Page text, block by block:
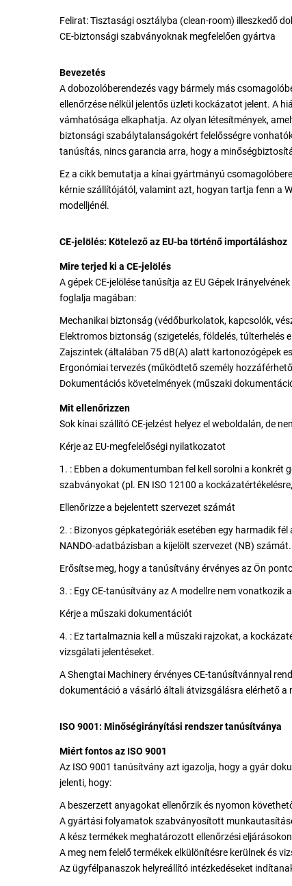
Felirat: Tisztasági osztályba (clean-room) illeszkedő
CE-biztonsági szabványoknak megfelelően gyártva
Bevezetés
A dobozolóberendezés vagy bármely más
ellenőrzése nélkül jelentős üzleti kockázatot jelent. A
vámhatósága elkaphatja. Az olyan létesítmények,
biztonsági szabálytalanságokért felelősségre
tanúsítás, nincs garancia arra, hogy a
Ez a cikk bemutatja a kínai gyártmányú
kérnie szállítójától, valamint azt, hogyan tartja fenn a
modelljénél.
CE-jelölés: Kötelező az EU-ba történő importáláshoz
Mire terjed ki a CE-jelölés
A gépek CE-jelölése tanúsítja az EU Gépek
foglalja magában:
Mechanikai biztonság (védőburkolatok, kapcsolók,
Elektromos biztonság (szigetelés, földelés, túlterhelés
Zajszintek (általában 75 dB(A) alatt kartonozógépek
Ergonómiai tervezés (működtető személy
Dokumentációs követelmények (műszaki
Mit ellenőrizzen
Sok kínai szállító CE-jelzést helyez el weboldalán, de
Kérje az EU-megfelelőségi nyilatkozatot
1. : Ebben a dokumentumban fel kell sorolni a konkrét
szabványokat (pl. EN ISO 12100 a
Ellenőrizze a bejelentett szervezet számát
2. : Bizonyos gépkategóriák esetében egy harmadik
NANDO-adatbázisban a kijelölt szervezet (NB) számát.
Erősítse meg, hogy a tanúsítvány érvényes az Ön
3. : Egy CE-tanúsítvány az A modellre nem vonatkozik
Kérje a műszaki dokumentációt
4. : Ez tartalmaznia kell a műszaki rajzokat, a
vizsgálati jelentéseket.
A Shengtai Machinery érvényes CE-tanúsítvánnyal
dokumentáció a vásárló általi átvizsgálásra elérhető a
ISO 9001: Minőségirányítási rendszer tanúsítványa
Miért fontos az ISO 9001
Az ISO 9001 tanúsítvány azt igazolja, hogy a gyár
jelenti, hogy:
A beszerzett anyagokat ellenőrzik és nyomon
A gyártási folyamatok szabványosított
A kész termékek meghatározott ellenőrzési
A meg nem felelő termékek elkülönítésre kerülnek és
Az ügyfélpanaszok helyreállító intézkedéseket